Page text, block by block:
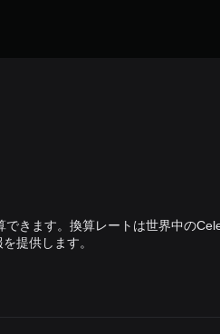
きます。換算レートは世界中の
提供します。